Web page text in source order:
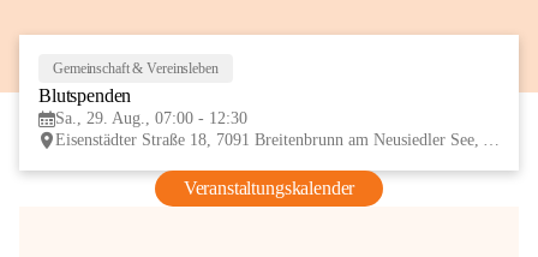
Gemeinschaft & Vereinsleben
Blutspenden
Sa., 29. Aug., 07:00 - 12:30
Eisenstädter Straße 18, 7091 Breitenbrunn am Neusiedler See, AUT
Veranstaltungskalender